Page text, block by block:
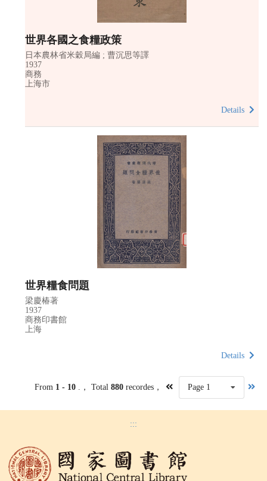
世界各國之食糧政策
日本農林省米穀局編 ; 曹沉思等譯
1937
商務
上海市
Details
世界糧食問題
梁慶椿著
1937
商務印書館
上海
Details
From 1 - 10 .， Total 880recordes， Page 1
:::